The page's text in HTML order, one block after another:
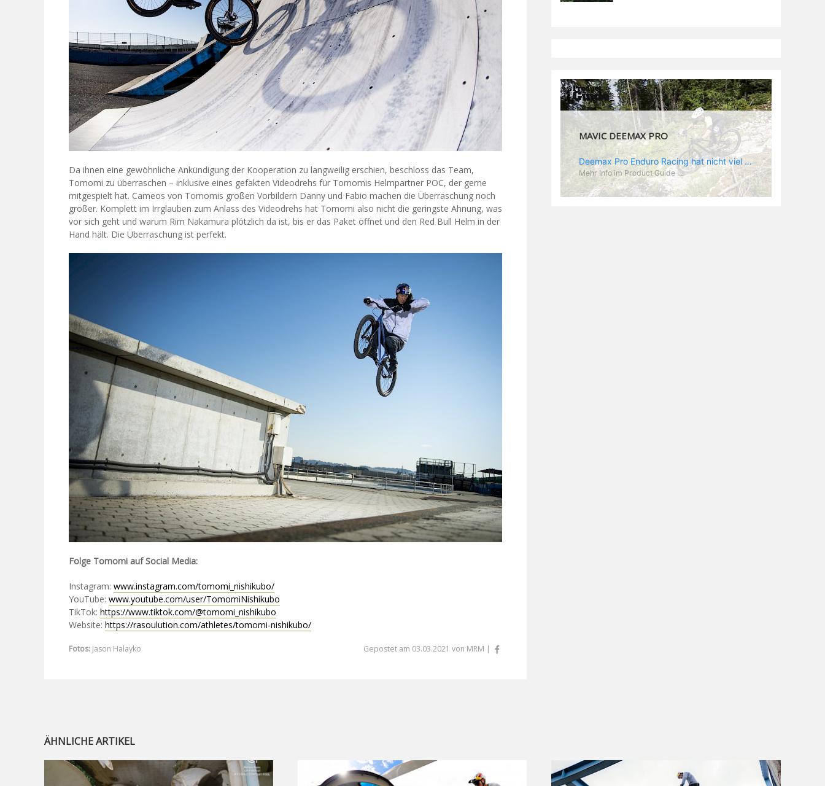
Da ihnen eine gewöhnliche Ankündigung der Kooperation zu langweilig erschien, beschloss das Team,
Tomomi zu überraschen – inklusive eines gefakten Videodrehs für Tomomis Helmpartner POC, der gerne
mitgespielt hat. Cameos von Tomomis großen Vorbildern Danny und Fabio machen die Überraschung noch
größer. Komplett im Irrglauben zum Anlass des Videodrehs hat Tomomi also nicht die geringste Ahnung, was
vor sich geht und warum Rim Nakamura plötzlich da ist, bis er das Paket öffnet und den Red Bull Helm in der
Hand hält. Die Überraschung ist perfekt.
Folge Tomomi auf Social Media:
Instagram: www.instagram.com/tomomi_nishikubo/
YouTube: www.youtube.com/user/TomomiNishikubo
TikTok: https://www.tiktok.com/@tomomi_nishikubo
Website: https://rasoulution.com/athletes/tomomi-nishikubo/
Fotos: Jason Halayko Gepostet am 03.03.2021 von MRM |
MAVIC DEEMAX PRO
Deemax Pro Enduro Racing hat nicht viel mit der gemütlichen Trail Runde nach Feierabend zu tun. Im Racing zählt jede Sekunde und da wird hart geballert. Dementsprechend hoch sind die Belastungen und die Anforderungen an ein spezielles Enduro Laufrad. „Deemax“ als Grundlage ist ein guter Ausgangspunkt. Zusammen mit Sam Hill hat Mavic das „Deemax Pro“ entwickelt, das genau den Anforderungen gerecht wird, die es bedarf, um ein EWS Rennen zu gewinnen (dass es wirklich funktioniert hat Sam ja bereits bewiesen). Was also zeichnet den neuen Laufradsatz aus? - optimales Verhältnis aus Gewicht und Stabilität - neue „Zycral“ Speichen aus einer speziellen Legierung, die besonders gutes „Feedback“ gibt - „Fore Drill“: dieser Begriff steht für Mavics Nippel: die besitzen einen größeren Durchmesser, als normal und die Gewinde in der Speiche werden von innen gebohrt, was der Felgenstruktur eine höhere Stabilität verleihen soll. Das Ergebnis: eine leichtere Felge, die Kräfte besser aufnehmen und absorbieren kann - speziell angepasste Felgenbreite. Im Enduroeinsatz kommen hinten meist Reifen zum Einsatz, die auf gutes Rollen optimiert sind während vorn die griffigeren Profile montiert werden. Demzufolge spart Mavic am Hinterrad Material und Gewicht, indem man eine 25 mm Felge verbaut während vorn, wie am DH Laufrad, eine 28 mm Felge zum Einsatz kommt. „Race Tundes Rim Width“ nennt Mavic das. - natürlich sind auch die „Deemax Pro“ UST, also perfekt für den Tubeless Einsatz geeignet.
Mehr Info im Product Guide ...
ÄHNLICHE ARTIKEL